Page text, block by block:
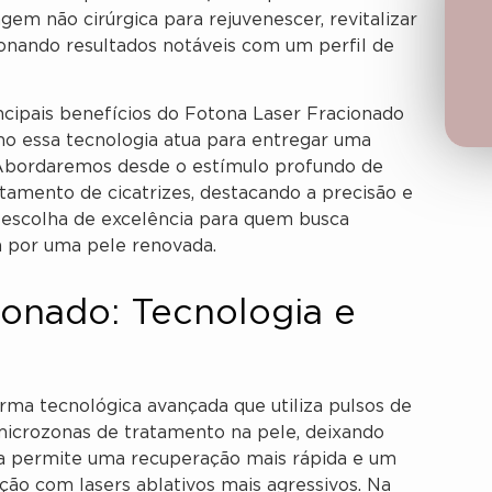
não cirúrgica para rejuvenescer, revitalizar
resultados notáveis com um perfil de
benefícios do Fotona Laser Fracionado
essa tecnologia atua para entregar uma
desde o estímulo profundo de
de cicatrizes, destacando a precisão e
de excelência para quem busca
por uma pele renovada.
Tecnologia e
tecnológica avançada que utiliza pulsos de
de tratamento na pele, deixando
permite uma recuperação mais rápida e um
com lasers ablativos mais agressivos. Na